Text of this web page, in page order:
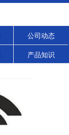
公司动态
产品知识